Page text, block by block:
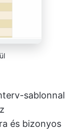
sablonnal
és bizonyos